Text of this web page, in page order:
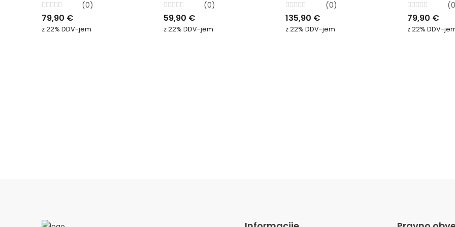
Ocenjeno
0
od
5
(0)
79,90 €
z 22% DDV-jem
Ocenjeno
0
od
5
(0)
59,90 €
z 22% DDV-jem
Ocenjeno
0
od
5
(0)
135,90 €
z 22% DDV-jem
Ocenjeno
0
od
5
79,90 €
z 22% DDV-